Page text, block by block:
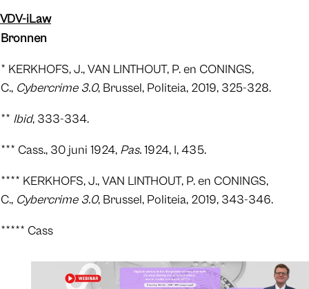
VDV-iLaw
Bronnen
* KERKHOFS, J., VAN LINTHOUT, P. en CONINGS,
C., Cybercrime 3.0, Brussel, Politeia, 2019, 325-328.
** Ibid, 333-334.
*** Cass., 30 juni 1924, Pas.1924, I, 435.
**** KERKHOFS, J., VAN LINTHOUT, P. en CONINGS,
C., Cybercrime 3.0, Brussel, Politeia, 2019, 343-346.
***** Cass